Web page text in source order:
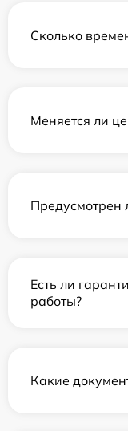
Сколько
Меняется ли
Предусмотрен
Есть ли
работы?
Какие